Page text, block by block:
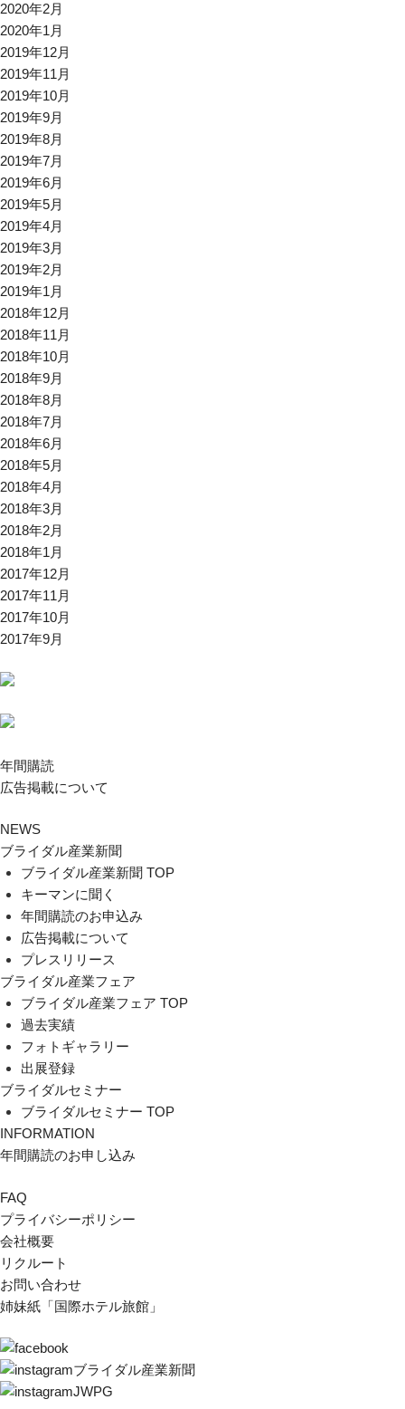
2020年2月
2020年1月
2019年12月
2019年11月
2019年10月
2019年9月
2019年8月
2019年7月
2019年6月
2019年5月
2019年4月
2019年3月
2019年2月
2019年1月
2018年12月
2018年11月
2018年10月
2018年9月
2018年8月
2018年7月
2018年6月
2018年5月
2018年4月
2018年3月
2018年2月
2018年1月
2017年12月
2017年11月
2017年10月
2017年9月
年間購読
広告掲載について
NEWS
ブライダル産業新聞
ブライダル産業新聞 TOP
キーマンに聞く
年間購読のお申込み
広告掲載について
プレスリリース
ブライダル産業フェア
ブライダル産業フェア TOP
過去実績
フォトギャラリー
出展登録
ブライダルセミナー
ブライダルセミナー TOP
INFORMATION
年間購読のお申し込み
FAQ
プライバシーポリシー
会社概要
リクルート
お問い合わせ
姉妹紙「国際ホテル旅館」
ブライダル産業新聞
JWPG